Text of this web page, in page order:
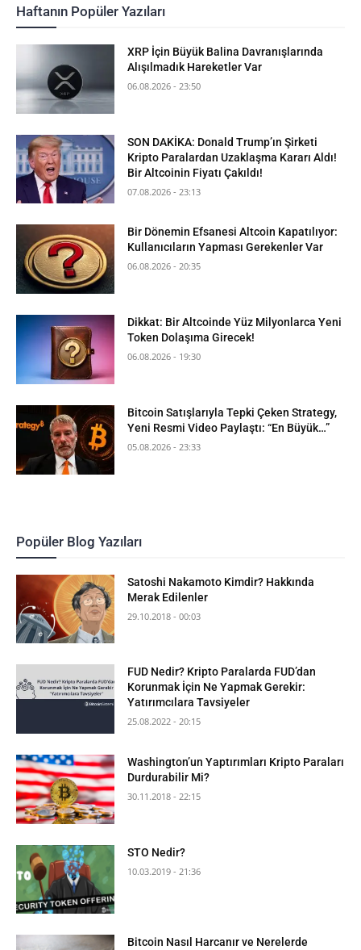
Haftanın Popüler Yazıları
XRP İçin Büyük Balina Davranışlarında
Alışılmadık Hareketler Var
06.08.2026 - 23:50
SON DAKİKA: Donald Trump’ın Şirketi
Kripto Paralardan Uzaklaşma Kararı Aldı!
Bir Altcoinin Fiyatı Çakıldı!
07.08.2026 - 23:13
Bir Dönemin Efsanesi Altcoin Kapatılıyor:
Kullanıcıların Yapması Gerekenler Var
06.08.2026 - 20:35
Dikkat: Bir Altcoinde Yüz Milyonlarca Yeni
Token Dolaşıma Girecek!
06.08.2026 - 19:30
Bitcoin Satışlarıyla Tepki Çeken Strategy,
Yeni Resmi Video Paylaştı: “En Büyük…”
05.08.2026 - 23:33
Popüler Blog Yazıları
Satoshi Nakamoto Kimdir? Hakkında
Merak Edilenler
29.10.2018 - 00:03
FUD Nedir? Kripto Paralarda FUD’dan
Korunmak İçin Ne Yapmak Gerekir:
Yatırımcılara Tavsiyeler
25.08.2022 - 20:15
Washington’un Yaptırımları Kripto Paraları
Durdurabilir Mi?
30.11.2018 - 22:15
STO Nedir?
10.03.2019 - 21:36
Bitcoin Nasıl Harcanır ve Nerelerde